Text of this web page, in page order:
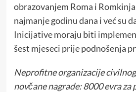
obrazovanjem Roma i
najmanje godinu dana i već su
Inicijative moraju biti
šest mjeseci prije podnošenja
Neprofitne organizacije
novčane nagrade: 8000 evra za